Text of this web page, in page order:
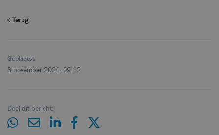
Terug
Geplaatst:
3 november 2024, 09:12
Deel dit bericht: